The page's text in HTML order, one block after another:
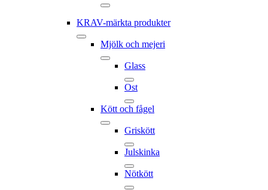
KRAV-märkta produkter
Mjölk och mejeri
Glass
Ost
Kött och fågel
Griskött
Julskinka
Nötkött